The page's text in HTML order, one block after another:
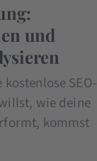
und
SEO-
wie deine
kommst